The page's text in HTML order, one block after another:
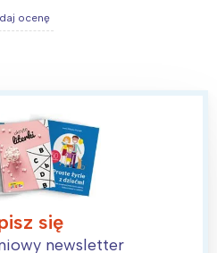
ocenę
się
newsletter
wydarzenia z
Kraków